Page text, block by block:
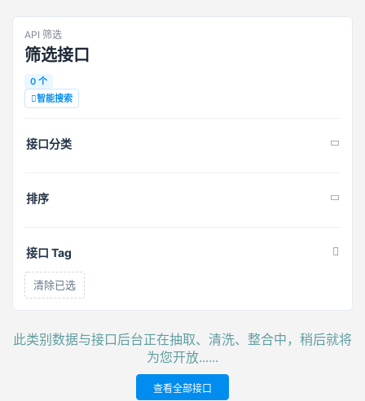
API 筛选
筛选接口
0 个
智能搜索
接口分类
排序
接口 Tag
清除已选
此类别数据与接口后台正在抽取、清洗、整合中，稍后就将
为您开放......
查看全部接口